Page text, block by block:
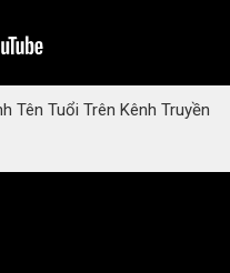
Tên Tuổi Trên Kênh Truyền